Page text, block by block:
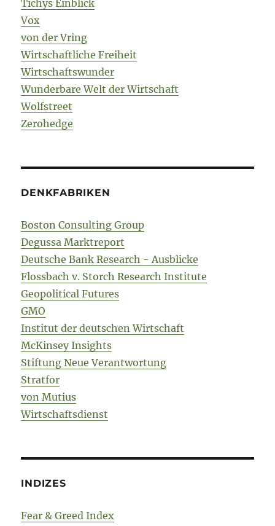
Tichys Einblick
Vox
von der Vring
Wirtschaftliche Freiheit
Wirtschaftswunder
Wunderbare Welt der Wirtschaft
Wolfstreet
Zerohedge
DENKFABRIKEN
Boston Consulting Group
Degussa Marktreport
Deutsche Bank Research - Ausblicke
Flossbach v. Storch Research Institute
Geopolitical Futures
GMO
Institut der deutschen Wirtschaft
McKinsey Insights
Stiftung Neue Verantwortung
Stratfor
von Mutius
Wirtschaftsdienst
INDIZES
Fear & Greed Index